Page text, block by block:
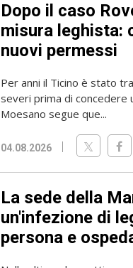
Dopo il caso
misura leghista:
nuovi permessi
Per anni il Ticino è stato
severi prima di concedere
Moesano segue que...
04.08.2026
La sede della
un'infezione di
persona e